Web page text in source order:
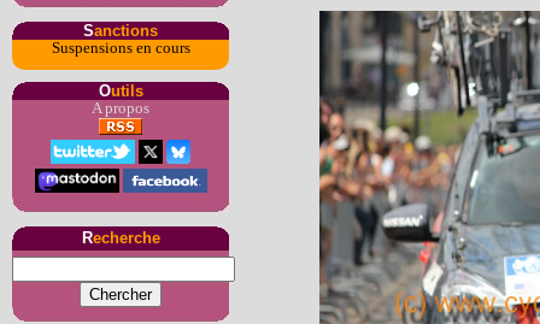
Sanctions
Suspensions en cours
Outils
A propos
Recherche